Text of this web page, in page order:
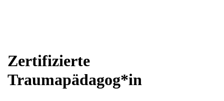
Zertifizierte
Traumapädagog*in